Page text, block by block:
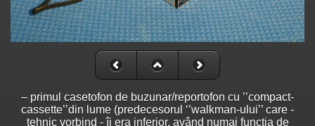
– primul casetofon de buzunar/reportofon cu ’’compact-
cassette’’din lume (predecesorul ‘’walkman-ului’’ care -
tehnic vorbind - îi era inferior, având numai funcţia de